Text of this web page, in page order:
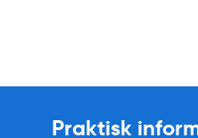
Praktisk